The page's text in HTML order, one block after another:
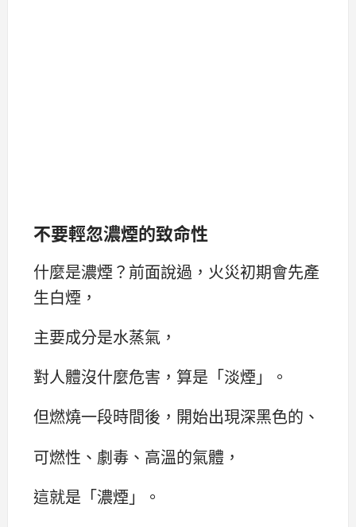
不要輕忽濃煙的致命性
什麼是濃煙？前面說過，火災初期會先產
生白煙，
主要成分是水蒸氣，
對人體沒什麼危害，算是「淡煙」。
但燃燒一段時間後，開始出現深黑色的、
可燃性、劇毒、高溫的氣體，
這就是「濃煙」。